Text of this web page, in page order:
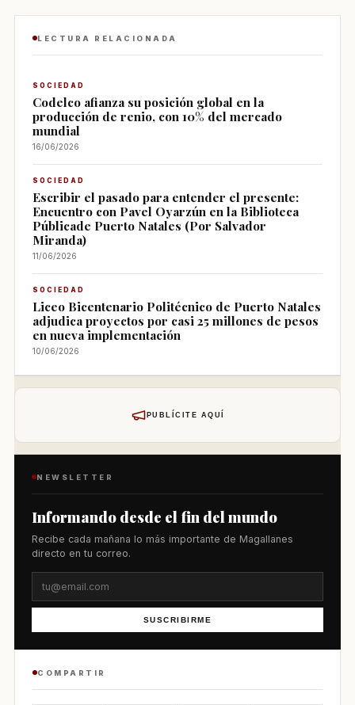
LECTURA RELACIONADA
SOCIEDAD
Codelco afianza su posición global en la
producción de renio, con 10% del mercado
mundial
16/06/2026
SOCIEDAD
Escribir el pasado para entender el presente:
Encuentro con Pavel Oyarzún en la Biblioteca
Públicade Puerto Natales (Por Salvador
Miranda)
11/06/2026
SOCIEDAD
Liceo Bicentenario Politécnico de Puerto Natales
adjudica proyectos por casi 25 millones de pesos
en nueva implementación
10/06/2026
PUBLÍCITE AQUÍ
NEWSLETTER
Informando desde el fin del mundo
Recibe cada mañana lo más importante de Magallanes
directo en tu correo.
SUSCRIBIRME
COMPARTIR